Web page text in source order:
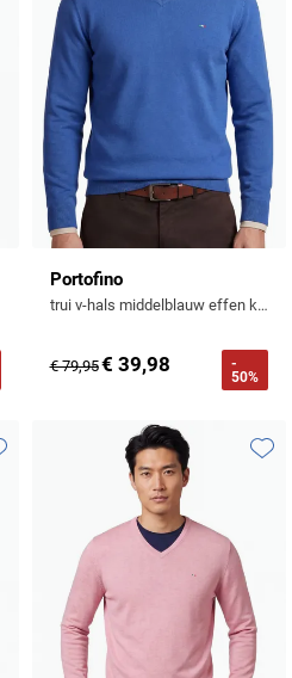
Portofino
trui v-hals middelblauw effen katoen
€ 79,95€ 39,98
-
50%
aan favorieten